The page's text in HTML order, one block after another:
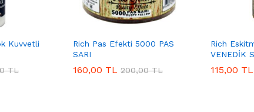
Kuvvetli
TL
Rich Pas Efekti 5000 PAS
SARI
160,00 TL 200,00TL
Rich
VENEDİK
115,00 TL